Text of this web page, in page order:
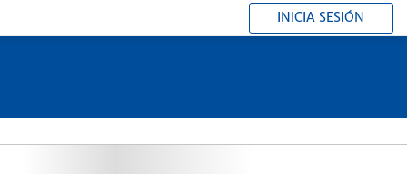
INICIA SESIÓN